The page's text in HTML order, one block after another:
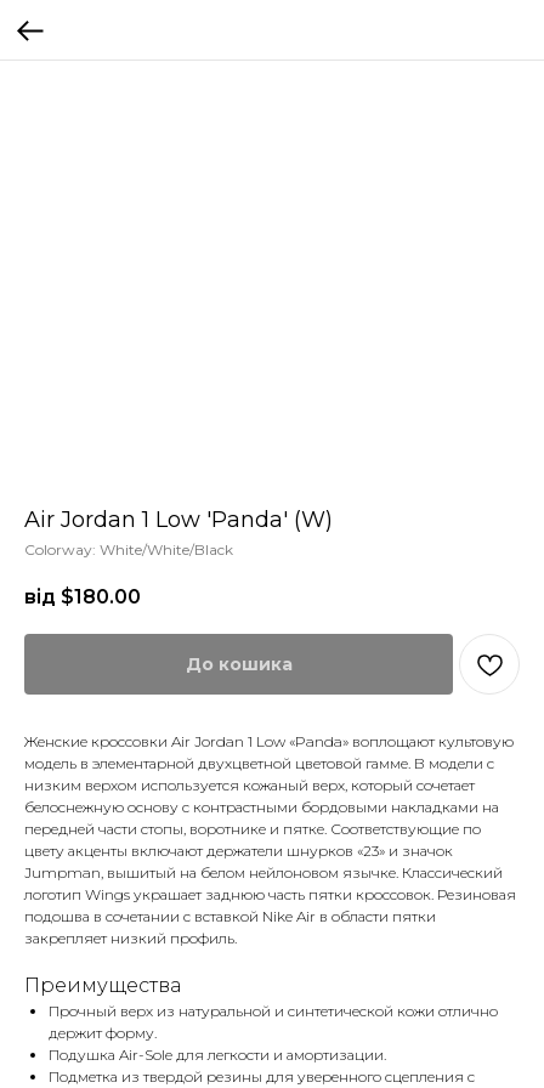
Air Jordan 1 Low 'Panda' (W)
Colorway: White/White/Black
від $180.00
До кошика
Женские кроссовки Air Jordan 1 Low «Panda» воплощают культовую
модель в элементарной двухцветной цветовой гамме. В модели с
низким верхом используется кожаный верх, который сочетает
белоснежную основу с контрастными бордовыми накладками на
передней части стопы, воротнике и пятке. Соответствующие по
цвету акценты включают держатели шнурков «23» и значок
Jumpman, вышитый на белом нейлоновом язычке. Классический
логотип Wings украшает заднюю часть пятки кроссовок. Резиновая
подошва в сочетании с вставкой Nike Air в области пятки
закрепляет низкий профиль.
Преимущества
Прочный верх из натуральной и синтетической кожи отлично
держит форму.
Подушка Air-Sole для легкости и амортизации.
Подметка из твердой резины для уверенного сцепления с